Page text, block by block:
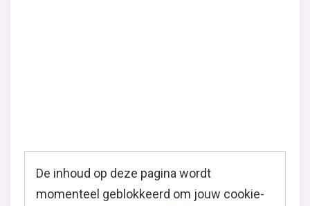
De inhoud op deze pagina wordt
momenteel geblokkeerd om jouw cookie-